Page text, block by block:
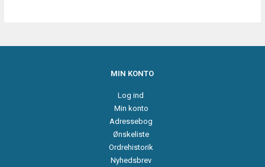
MIN KONTO
Log ind
Min konto
Adressebog
Ønskeliste
Ordrehistorik
Nyhedsbrev